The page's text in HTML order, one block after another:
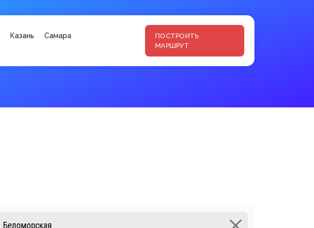
Казань Самара
ПОСТРОИТЬ
МАРШРУТ